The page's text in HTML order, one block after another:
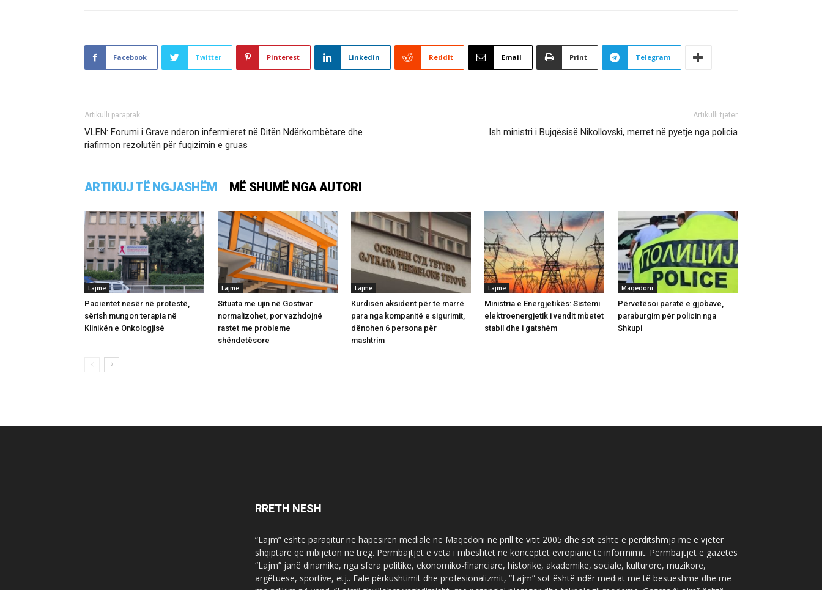
Facebook Twitter Pinterest Linkedin ReddIt Email Print Telegram
Artikulli paraprak
VLEN: Forumi i Grave nderon infermieret në Ditën Ndërkombëtare dhe
riafirmon rezolutën për fuqizimin e gruas
Artikulli tjetër
Ish ministri i Bujqësisë Nikollovski, merret në pyetje nga policia
ARTIKUJ TË NGJASHËM MË SHUMË NGA AUTORI
Lajme
Pacientët nesër në protestë,
sërish mungon terapia në
Klinikën e Onkologjisë
Lajme
Situata me ujin në Gostivar
normalizohet, por vazhdojnë
rastet me probleme
shëndetësore
Lajme
Kurdisën aksident për të marrë
para nga kompanitë e sigurimit,
dënohen 6 persona për
mashtrim
Lajme
Ministria e Energjetikës: Sistemi
elektroenergjetik i vendit mbetet
stabil dhe i gatshëm
Maqedoni
Përvetësoi paratë e gjobave,
paraburgim për policin nga
Shkupi
RRETH NESH
“Lajm” është paraqitur në hapësirën mediale në Maqedoni në prill të vitit 2005 dhe sot është e përditshmja më e vjetër
shqiptare që mbijeton në treg. Përmbajtjet e veta i mbështet në konceptet evropiane të informimit. Përmbajtjet e gazetës
“Lajm” janë dinamike, nga sfera politike, ekonomiko-financiare, historike, akademike, sociale, kulturore, muzikore,
argëtuese, sportive, etj.. Falë përkushtimit dhe profesionalizmit, “Lajm” sot është ndër mediat më të besueshme dhe më